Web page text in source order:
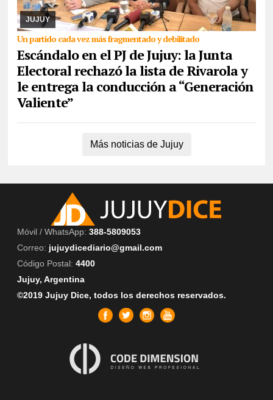
JUJUY
Un partido cada vez más fragmentado y debilitado
Escándalo en el PJ de Jujuy: la Junta
Electoral rechazó la lista de Rivarola y
le entrega la conducción a “Generación
Valiente”
irregularidades que presentó la lista, por lo que la interna
programada para el 30 de agosto que ...
Más noticias de Jujuy
Móvil / WhatsApp: 388-5809053
Correo: jujuydicediario@gmail.com
Código Postal: 4400
Jujuy, Argentina
©2019 Jujuy Dice, todos los derechos reservados.